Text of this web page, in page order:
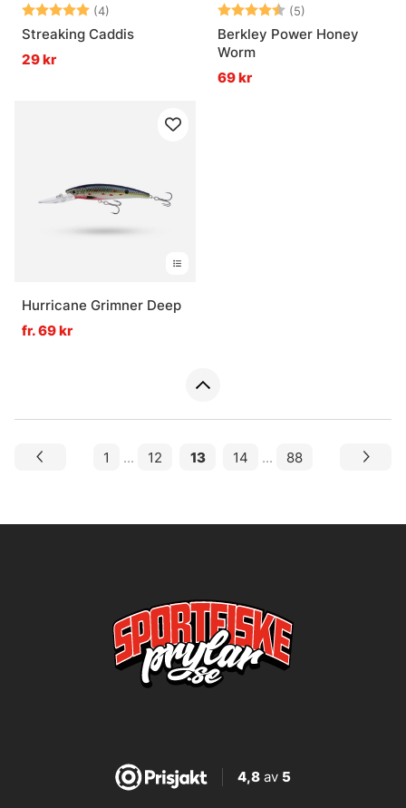
Betyg: (4)
5.0 utav 5 stjärnor
Streaking Caddis
29 kr
Betyg: (5)
Berkley Power Honey
Worm
69 kr
Hurricane Grimner Deep
fr. 69 kr
1 ... 12 13 14 ... 88
4,8av 5